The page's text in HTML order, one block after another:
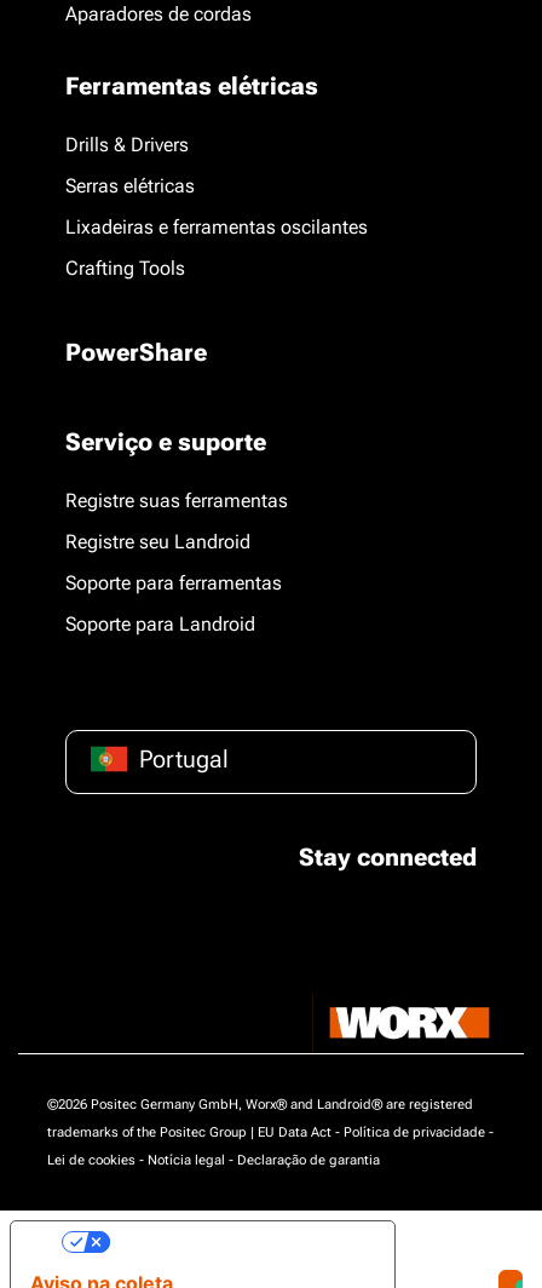
Aparadores de cordas
Ferramentas elétricas
Drills & Drivers
Serras elétricas
Lixadeiras e ferramentas oscilantes
Crafting Tools
PowerShare
Serviço e suporte
Registre suas ferramentas
Registre seu Landroid
Soporte para ferramentas
Soporte para Landroid
Portugal
Stay connected
©2026 Positec Germany GmbH, Worx® and Landroid® are registered
trademarks of the Positec Group | EU Data Act - Política de privacidade -
Lei de cookies - Notícia legal - Declaração de garantia
Aviso na coleta
Suas opções de privacidade